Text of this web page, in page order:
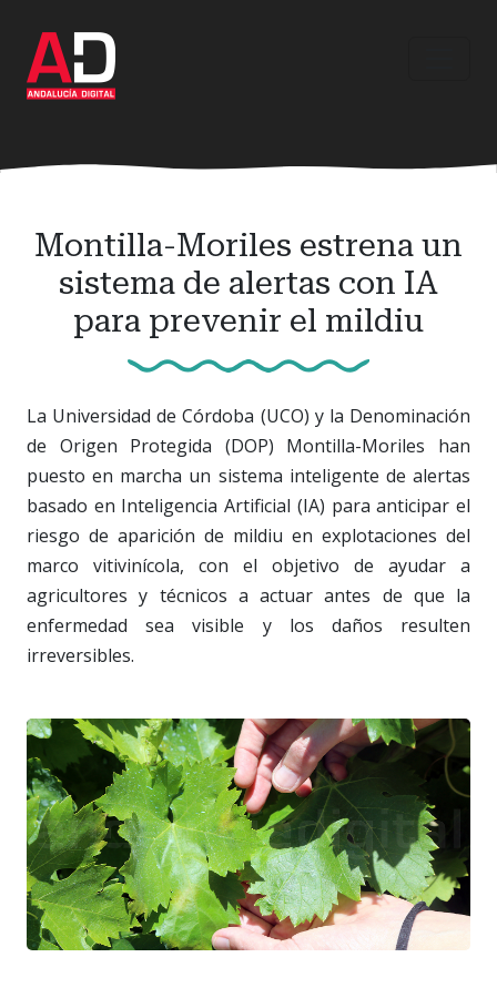
contenido
principal
Montilla-Moriles estrena un
sistema de alertas con IA
para prevenir el mildiu
La Universidad de Córdoba (UCO) y la Denominación
de Origen Protegida (DOP) Montilla-Moriles han
puesto en marcha un sistema inteligente de alertas
basado en Inteligencia Artificial (IA) para anticipar el
riesgo de aparición de mildiu en explotaciones del
marco vitivinícola, con el objetivo de ayudar a
agricultores y técnicos a actuar antes de que la
enfermedad sea visible y los daños resulten
irreversibles.